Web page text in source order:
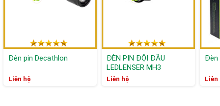
Đèn pin Decathlon
Liên hệ
ĐÈN PIN ĐỘI ĐẦU
LEDLENSER MH3
Liên hệ
Đèn
Liên